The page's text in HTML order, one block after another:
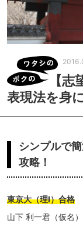
【
表現法を身
シンプルで
攻略！
東京大（理Ⅰ）合格
山下 利一君（仮名